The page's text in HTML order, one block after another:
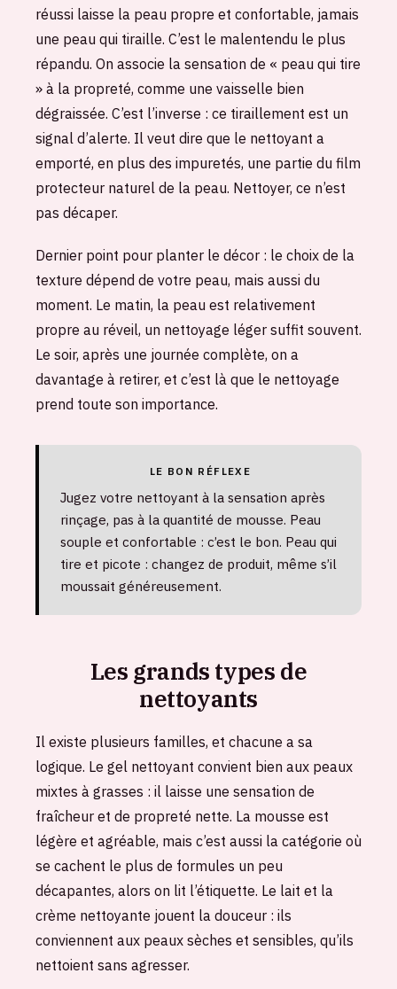
réussi laisse la peau propre et confortable, jamais
une peau qui tiraille. C’est le malentendu le plus
répandu. On associe la sensation de « peau qui tire
» à la propreté, comme une vaisselle bien
dégraissée. C’est l’inverse : ce tiraillement est un
signal d’alerte. Il veut dire que le nettoyant a
emporté, en plus des impuretés, une partie du film
protecteur naturel de la peau. Nettoyer, ce n’est
pas décaper.
Dernier point pour planter le décor : le choix de la
texture dépend de votre peau, mais aussi du
moment. Le matin, la peau est relativement
propre au réveil, un nettoyage léger suffit souvent.
Le soir, après une journée complète, on a
davantage à retirer, et c’est là que le nettoyage
prend toute son importance.
LE BON RÉFLEXE
Jugez votre nettoyant à la sensation après
rinçage, pas à la quantité de mousse. Peau
souple et confortable : c’est le bon. Peau qui
tire et picote : changez de produit, même s’il
moussait généreusement.
Les grands types de
nettoyants
Il existe plusieurs familles, et chacune a sa
logique. Le gel nettoyant convient bien aux peaux
mixtes à grasses : il laisse une sensation de
fraîcheur et de propreté nette. La mousse est
légère et agréable, mais c’est aussi la catégorie où
se cachent le plus de formules un peu
décapantes, alors on lit l’étiquette. Le lait et la
crème nettoyante jouent la douceur : ils
conviennent aux peaux sèches et sensibles, qu’ils
nettoient sans agresser.